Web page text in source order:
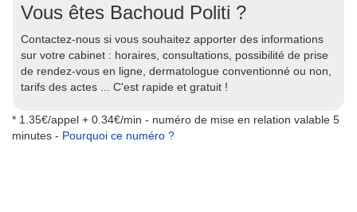
Vous êtes Bachoud Politi ?
Contactez-nous si vous souhaitez apporter des informations
sur votre cabinet : horaires, consultations, possibilité de prise
de rendez-vous en ligne, dermatologue conventionné ou non,
tarifs des actes ... C'est rapide et gratuit !
* 1.35€/appel + 0.34€/min - numéro de mise en relation valable 5
minutes - Pourquoi ce numéro ?